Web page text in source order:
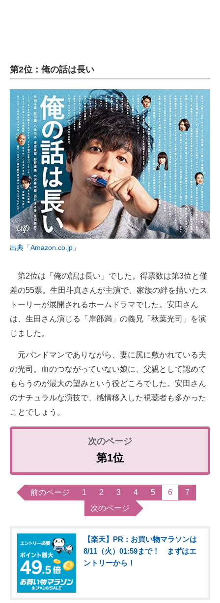
建設×テクノロジーの最前線
ちょっと気になるネットの話題
第2位：俺の話は長い
出典「Amazon.co.jp」
第2位は「俺の話は長い」でした。得票数は第3位と僅
差の55票。生田斗真さんが主演で、家族の絆を描いたス
トーリーが展開されるホームドラマでした。安田さん
は、生田さん演じる「岸部満」の義兄「秋葉光司」を演
じました。
元バンドマンでありながら、妻に尻に敷かれている夫
の光司。血のつながっていない娘に、父親として認めて
もらうのが最大の望みという役どころでした。安田さん
のナチュラルな演技で、感情移入した視聴者も多かった
ことでしょう。
第1位
前のページ 1 2 3 4 5 6
7
次のページ
【楽天】PR：お買い物マラソンは
8/11（火）01:59まで！ まずはエ
ントリーから！